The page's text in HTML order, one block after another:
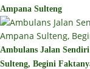
Ampana Sulteng
Ambulans Jalan
Sulteng, Begini